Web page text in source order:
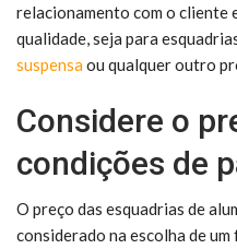
relacionamento com o cliente
qualidade, seja para
suspensaou qualquer outro
Considere o
condições de
O preço das esquadrias de
considerado na escolha de